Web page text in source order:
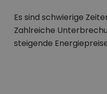
Es sind schwierige
Zahlreiche
steigende